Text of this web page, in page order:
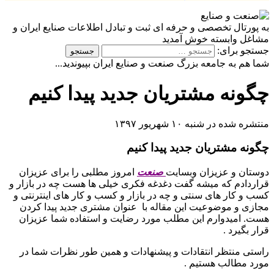
به پورتال تخصصی و حرفه ای ثبت و تبادل اطلاعات صنایع ایران و
مشاغل وابسته خوش آمدید
جستجو برای:
شما هم به جامعه بزرگ صنعت و صنایع ایران بپیوندید...
چگونه مشتریان جدید پیدا کنیم
منتشره شده در شنبه ۱۰ شهریور ۱۳۹۷
چگونه مشتریان جدید پیدا کنیم
دوستان و عزیزان وبسایت صنعت امروز مطلبی را برای عزیزان
قراردادم که میشه گفت دغدغه فکری خیلی ها هست چه در بازار و
کسب و کار های سنتی و چه در بازار و کسب و کار های اینترنتی و
مجازی و موضوعیت این مقاله با عنوان مشتری جدید پیدا کردن
هست. امیدوارم این مطلب مورد رضایت و استفاده شما عزیزان
قرار بگیرد .
راستی منتظر انتقادات و پیشنهادات و همین طور نظرات شما در
مورد مطالب هستیم .